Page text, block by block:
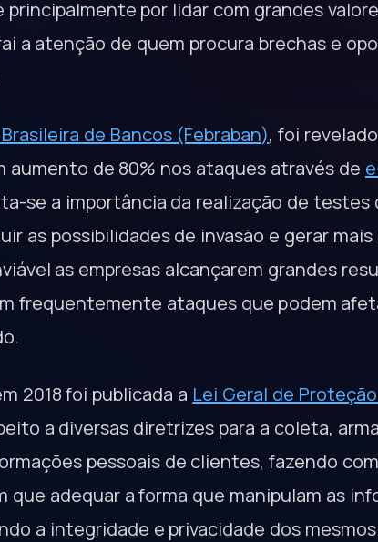
principalmente por lidar com grandes
a atenção de quem procura brechas e
de Bancos (Febraban), foi
aumento de 80% nos ataques através de
se a importância da realização de testes
as possibilidades de invasão e gerar
as empresas alcançarem grandes
frequentemente ataques que podem
2018 foi publicada a Lei Geral de
a diversas diretrizes para a coleta,
pessoais de clientes, fazendo
que adequar a forma que manipulam as
a integridade e privacidade dos